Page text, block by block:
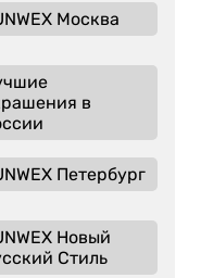
Москва
в
Петербург
Новый
Стиль